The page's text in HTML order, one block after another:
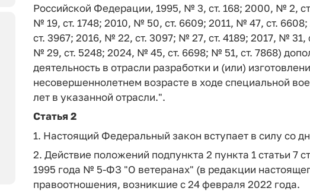
Российской Федерации, 1995, № 3, ст. 168; 2000, № 2,
№ 19, ст. 1748; 2010, № 50, ст. 6609; 2011, № 47, ст.
ст. 3967; 2016, № 22, ст. 3097; № 27, ст. 4189; 2017, №
№ 29, ст. 5248; 2024, № 45, ст. 6698; № 51, ст. 7868)
деятельность в отрасли разработки и (или)
несовершеннолетнем возрасте в ходе специальной
лет в указанной отрасли.".
Статья 2
1. Настоящий Федеральный закон вступает в силу со
2. Действие положений подпункта 2 пункта 1 статьи 7
1995 года № 5-ФЗ "О ветеранах" (в редакции
правоотношения, возникшие с 24 февраля 2022 года.